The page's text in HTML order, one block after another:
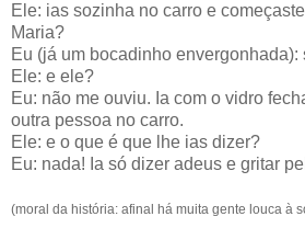
Ele: ias sozinha no carro e
Maria?
Eu (já um bocadinho envergonhada):
Ele: e ele?
Eu: não me ouviu. Ia com o vidro
outra pessoa no carro.
Ele: e o que é que lhe ias dizer?
Eu: nada! Ia só dizer adeus e gritar
(moral da história: afinal há muita gente louca à